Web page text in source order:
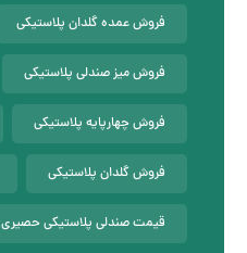
فروش عمده گلدان پلاستیکی
فروش میز صندلی پلاستیکی
فروش چهارپایه پلاستیکی
فروش گلدان پلاستیکی
قیمت صندلی پلاستیکی حصیری